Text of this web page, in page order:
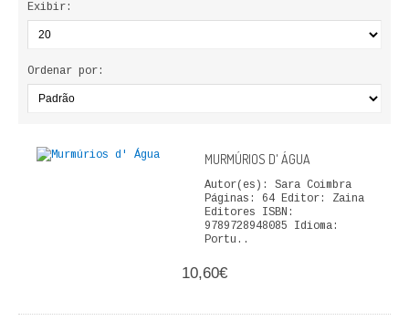
ECONOMIA, GESTÃO, CONTABILIDADE
ANÁLISE DA ACÇÃO EDUCATIVA
COLEÇÃO PONTO DE INTERROGAÇÃO
COLEÇÃO PONTO E VÍRGULA
HISTÓRIA DE PORTUGAL
Exibir:
Ordenar por:
MURMÚRIOS D' ÁGUA
Autor(es): Sara Coimbra
Páginas: 64 Editor: Zaina
Editores ISBN:
9789728948085 Idioma:
Portu..
10,60€